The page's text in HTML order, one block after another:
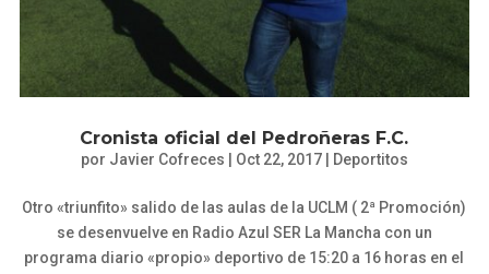
Cronista oficial del Pedroñeras F.C.
por Javier Cofreces Oct 22, 2017| Deportitos
Otro «triunfito» salido de las aulas de la UCLM ( 2ª Promoción)
se desenvuelve en Radio Azul SER La Mancha con un
programa diario «propio» deportivo de 15:20 a 16 horas en el